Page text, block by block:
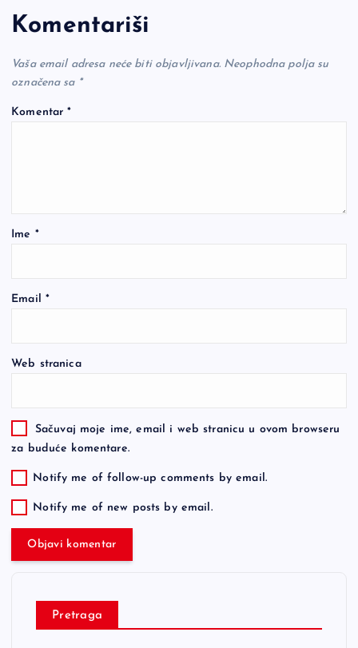
Komentariši
Vaša email adresa neće biti objavljivana. Neophodna polja su
označena sa *
Komentar*
Ime *
Email *
Web stranica
Sačuvaj moje ime, email i web stranicu u ovom browseru
za buduće komentare.
Notify me of follow-up comments by email.
Notify me of new posts by email.
Pretraga